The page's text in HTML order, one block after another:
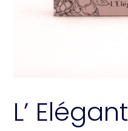
L’ Elégant